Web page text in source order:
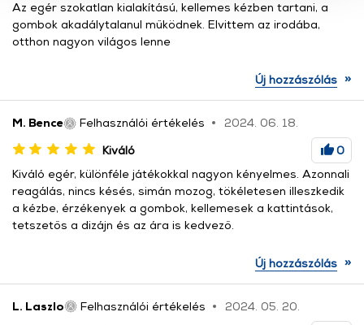
használatával Ön elfogadja a cookie-k használatát.
További információk:ÁSZFésAdatvédelem
Az egér szokatlan kialakítású, kellemes kézben tartani, a
gombok akadálytalanul működnek. Elvittem az irodába,
otthon nagyon világos lenne
Új hozzászólás »
M. Bence Felhasználói értékelés
2024. 06. 18.
Kiváló
0
Kiváló egér, különféle játékokkal nagyon kényelmes. Azonnali
reagálás, nincs késés, simán mozog, tökéletesen illeszkedik
a kézbe, érzékenyek a gombok, kellemesek a kattintások,
tetszetős a dizájn és az ára is kedvező.
Új hozzászólás »
L. Laszlo Felhasználói értékelés
2024. 05. 20.